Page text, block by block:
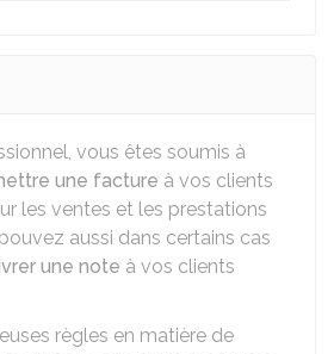
vous êtes soumis à
une facture à vos clients
les ventes et les prestations
aussi dans certains cas
une note à vos clients
règles en matière de